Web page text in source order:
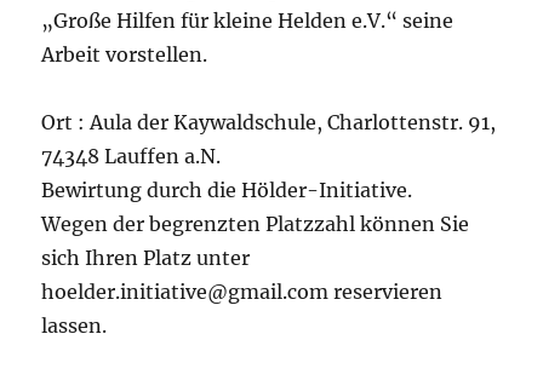
„Große Hilfen für kleine Helden e.V.“ seine
Arbeit vorstellen.
Ort : Aula der Kaywaldschule, Charlottenstr. 91,
74348 Lauffen a.N.
Bewirtung durch die Hölder-Initiative.
Wegen der begrenzten Platzzahl können Sie
sich Ihren Platz unter
hoelder.initiative@gmail.com reservieren
lassen.